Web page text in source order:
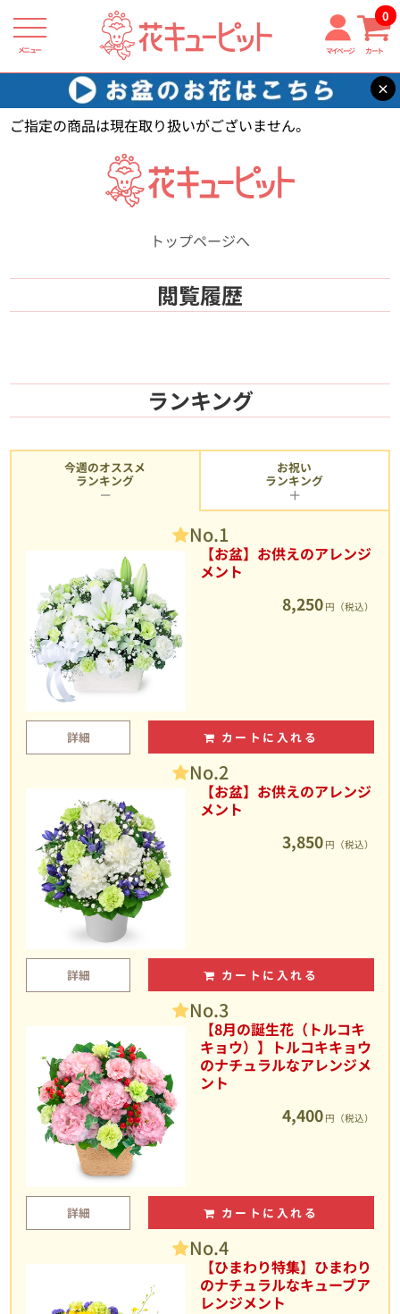
メニュー マイページ カート
0
×
花キューピット 【】
ご指定の商品は現在取り扱いがございません。
トップページへ
閲覧履歴
ランキング
今週のオススメ
ランキング
No.1
【お盆】お供えのアレンジ
メント
8,250 円（税込）
詳細 カートに入れる
No.2
【お盆】お供えのアレンジ
メント
3,850 円（税込）
詳細 カートに入れる
No.3
【8月の誕生花（トルコキ
キョウ）】トルコキキョウ
のナチュラルなアレンジメ
ント
4,400 円（税込）
詳細 カートに入れる
No.4
【ひまわり特集】ひまわり
のナチュラルなキューブア
レンジメント
お祝い
ランキング